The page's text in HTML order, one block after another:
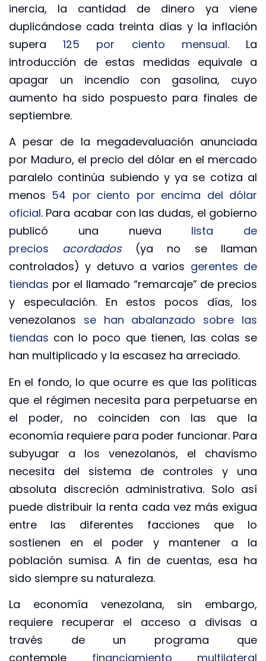
inercia, la cantidad de dinero ya viene
duplicándose cada treinta días y la inflación
supera125 por ciento mensual. La
introducción de estas medidas equivale a
apagar un incendio con gasolina, cuyo
aumento ha sido pospuesto para finales de
septiembre.
A pesar de la megadevaluación anunciada
por Maduro, el precio del dólar en el mercado
paralelo continúa subiendo y ya se cotiza al
menos 54 por ciento por encima del dólar
oficial. Para acabar con las dudas, el gobierno
publicó una nueva lista de
precios acordados(ya no se llaman
controlados) y detuvo a varios gerentes de
tiendas por el llamado “remarcaje” de precios
y especulación. En estos pocos días, los
venezolanos se han abalanzado sobre las
tiendas con lo poco que tienen, las colas se
han multiplicado y la escasez ha arreciado.
En el fondo, lo que ocurre es que las políticas
que el régimen necesita para perpetuarse en
el poder, no coinciden con las que la
economía requiere para poder funcionar. Para
subyugar a los venezolanos, el chavismo
necesita del sistema de controles y una
absoluta discreción administrativa. Solo así
puede distribuir la renta cada vez más exigua
entre las diferentes facciones que lo
sostienen en el poder y mantener a la
población sumisa. A fin de cuentas, esa ha
sido siempre su naturaleza.
La economía venezolana, sin embargo,
requiere recuperar el acceso a divisas a
través de un programa que
contemple financiamiento multilateral